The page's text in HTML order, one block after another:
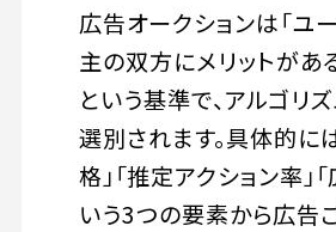
広告オークションは「ユ
主の双方にメリットがあ
という基準で、アルゴリ
選別されます。具体的に
格」「推定アクション率」
いう3つの要素から広告